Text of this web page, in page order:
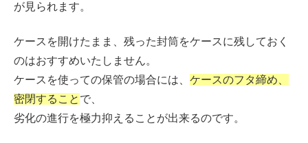
が見られます。
ケースを開けたまま、残った封筒をケースに残しておく
のはおすすめいたしません。
ケースを使っての保管の場合には、 ケースのフタ締め、
密閉すること で、
劣化の進行を極力抑えることが出来るのです。